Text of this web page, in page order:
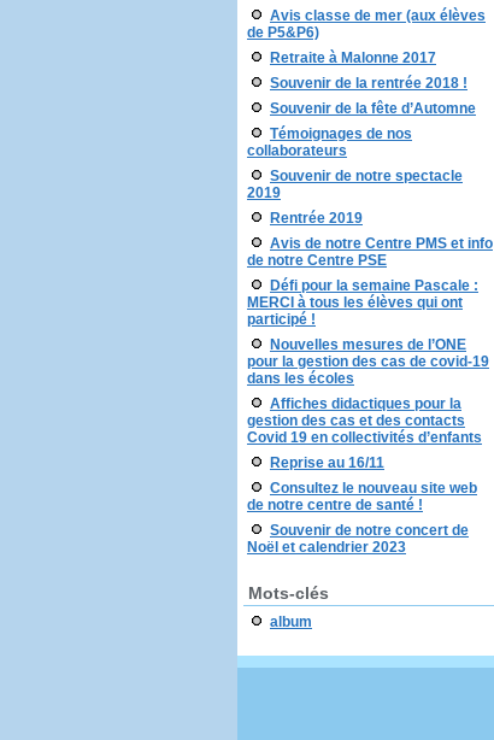
Avis classe de mer (aux élèves
de P5&P6)
Retraite à Malonne 2017
Souvenir de la rentrée 2018 !
Souvenir de la fête d’Automne
Témoignages de nos
collaborateurs
Souvenir de notre spectacle
2019
Rentrée 2019
Avis de notre Centre PMS et info
de notre Centre PSE
Défi pour la semaine Pascale :
MERCI à tous les élèves qui ont
participé !
Nouvelles mesures de l’ONE
pour la gestion des cas de covid-19
dans les écoles
Affiches didactiques pour la
gestion des cas et des contacts
Covid 19 en collectivités d’enfants
Reprise au 16/11
Consultez le nouveau site web
de notre centre de santé !
Souvenir de notre concert de
Noël et calendrier 2023
Mots-clés
album